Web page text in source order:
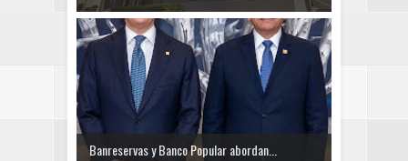
Banreservas y Banco Popular abordan...